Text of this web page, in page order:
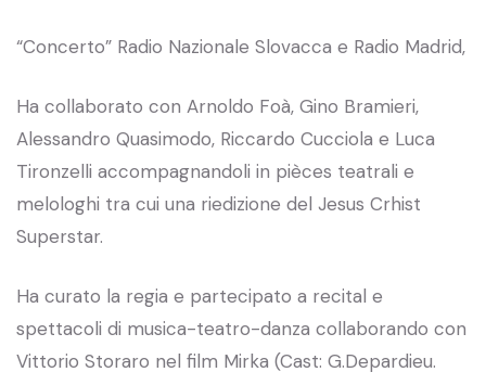
“Concerto” Radio Nazionale Slovacca e Radio Madrid,
Ha collaborato con Arnoldo Foà, Gino Bramieri,
Alessandro Quasimodo, Riccardo Cucciola e Luca
Tironzelli accompagnandoli in pièces teatrali e
melologhi tra cui una riedizione del Jesus Crhist
Superstar.
Ha curato la regia e partecipato a recital e
spettacoli di musica-teatro-danza collaborando con
Vittorio Storaro nel film Mirka (Cast: G.Depardieu.